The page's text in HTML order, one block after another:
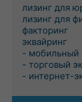
лизинг для
лизинг для
факторинг
эквайринг
- мобильный
- торговый
- интернет-